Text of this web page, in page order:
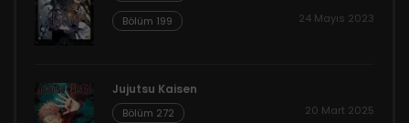
Bölüm 199 24 Mayıs 2023
Jujutsu Kaisen
Bölüm 272 20 Mart 2025